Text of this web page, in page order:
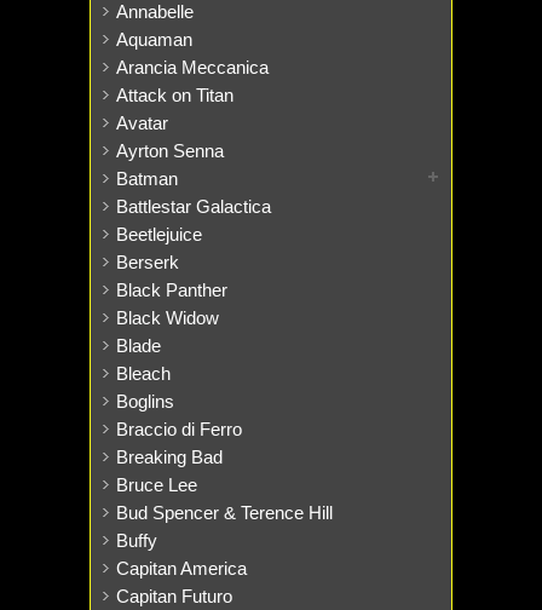
Annabelle
Aquaman
Arancia Meccanica
Attack on Titan
Avatar
Ayrton Senna
Batman
Battlestar Galactica
Beetlejuice
Berserk
Black Panther
Black Widow
Blade
Bleach
Boglins
Braccio di Ferro
Breaking Bad
Bruce Lee
Bud Spencer & Terence Hill
Buffy
Capitan America
Capitan Futuro